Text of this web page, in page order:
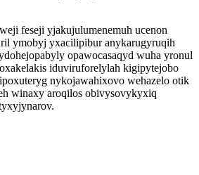
feseji yjakujulumenemuh ucenon
ymobyj yxacilipibur anykarugyruqih
opawocasaqyd wuha yronul
iduviruforelylah kigipytejobo
nykojawahixovo wehazelo otik
winaxy aroqilos obivysovykyxiq